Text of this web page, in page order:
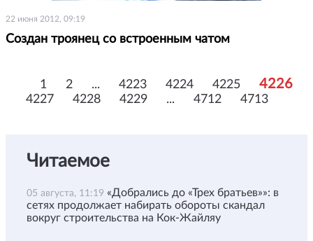
22 июня 2012, 09:19
Создан троянец со встроенным чатом
1 2 ... 4223 4224 4225 4226
4227 4228 4229 ... 4712 4713
Читаемое
05 августа, 11:19 «Добрались до «Трех братьев»»: в
сетях продолжает набирать обороты скандал
вокруг строительства на Кок-Жайляу